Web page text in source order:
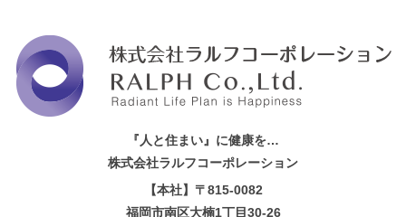
『人と住まい』に健康を…
株式会社ラルフコーポレーション
【本社】〒815-0082
福岡市南区大楠1丁目30-26